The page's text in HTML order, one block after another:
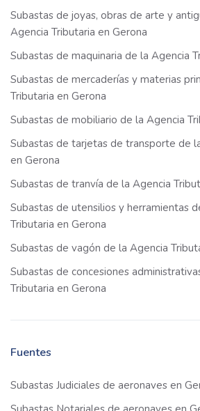
Subastas de joyas, obras de arte y
Agencia Tributaria en Gerona
Subastas de maquinaria de la Agencia
Subastas de mercaderías y materias
Tributaria en Gerona
Subastas de mobiliario de la Agencia
Subastas de tarjetas de transporte de
en Gerona
Subastas de tranvía de la Agencia
Subastas de utensilios y herramientas
Tributaria en Gerona
Subastas de vagón de la Agencia
Subastas de concesiones
Tributaria en Gerona
Fuentes
Subastas Judiciales de aeronaves en